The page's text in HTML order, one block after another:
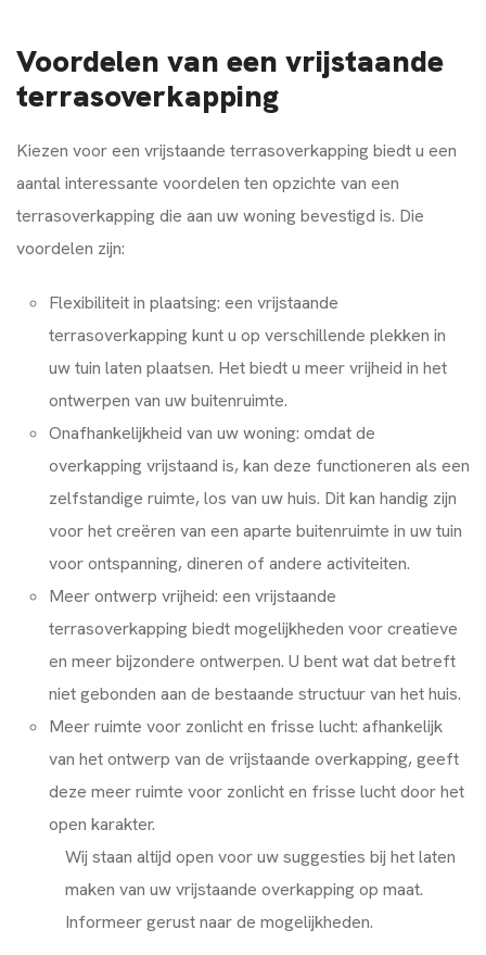
Voordelen van een vrijstaande
terrasoverkapping
Kiezen voor een vrijstaande terrasoverkapping biedt u een
aantal interessante voordelen ten opzichte van een
terrasoverkapping die aan uw woning bevestigd is. Die
voordelen zijn:
Flexibiliteit in plaatsing: een vrijstaande
terrasoverkapping kunt u op verschillende plekken in
uw tuin laten plaatsen. Het biedt u meer vrijheid in het
ontwerpen van uw buitenruimte.
Onafhankelijkheid van uw woning: omdat de
overkapping vrijstaand is, kan deze functioneren als een
zelfstandige ruimte, los van uw huis. Dit kan handig zijn
voor het creëren van een aparte buitenruimte in uw tuin
voor ontspanning, dineren of andere activiteiten.
Meer ontwerp vrijheid: een vrijstaande
terrasoverkapping biedt mogelijkheden voor creatieve
en meer bijzondere ontwerpen. U bent wat dat betreft
niet gebonden aan de bestaande structuur van het huis.
Meer ruimte voor zonlicht en frisse lucht: afhankelijk
van het ontwerp van de vrijstaande overkapping, geeft
deze meer ruimte voor zonlicht en frisse lucht door het
open karakter.
Wij staan altijd open voor uw suggesties bij het laten
maken van uw vrijstaande overkapping op maat.
Informeer gerust naar de mogelijkheden.